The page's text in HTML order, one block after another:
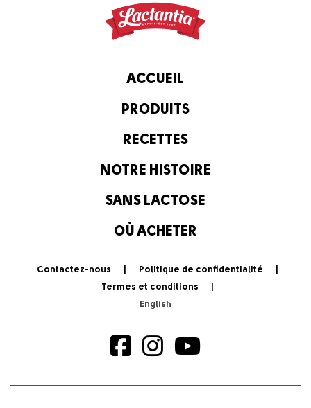
ACCUEIL
PRODUITS
RECETTES
NOTRE HISTOIRE
SANS LACTOSE
OÙ ACHETER
Contactez-nous
Politique de confidentialité
Termes et conditions